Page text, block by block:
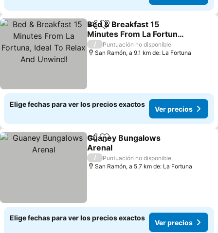
CompartirAgregar a favoritos
Bed & Breakfast 15
Minutes From La Fortuna,
Ideal To Relax And
Unwind!
/
Puntuación no disponible
San Ramón, a 9.1 km de: La Fortuna
Elige fechas para ver los precios exactos
Ver precios
CompartirAgregar a favoritos
Guaney Bungalows
Arenal
/
Puntuación no disponible
San Ramón, a 5.7 km de: La Fortuna
Elige fechas para ver los precios exactos
Ver precios